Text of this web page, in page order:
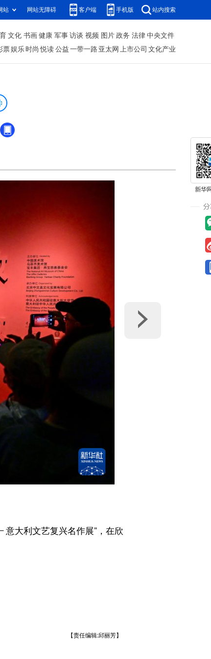
站 网站无障碍 客户端 手机版 站内搜索
文化 书画 健康 军事 访谈 视频 图片 政务 法律 中央文件
票娱乐 时尚 悦读 公益 一带一路 亚太网 上市公司 文化产业
大利文艺复兴名作展”，在欣
【责任编辑:邱丽芳】